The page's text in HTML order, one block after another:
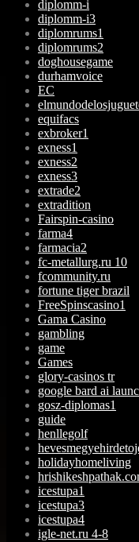
diplomm-i
diplomm-i3
diplomrums1
diplomrums2
doghousegame
durhamvoice
EC
equifacs
exbroker1
exness1
exness2
exness3
extrade2
extradition
Fairspin-casino
farma4
farmacia2
fc-metallurg.ru 10
fcommunity.ru
fortune tiger brazil
FreeSpinscasino1
Gama Casino
gambling
game
Games
glory-casinos tr
google bard ai
gosz-diplomas1
guide
henllegolf
holidayhomeliving
icestupa1
icestupa3
icestupa4
igle-net.ru 4-8